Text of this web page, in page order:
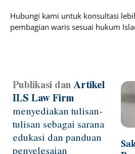
Hubungi kami untuk konsultasi
pembagian waris sesuai hukum
Publikasi danArtikel
ILS Law Firm
menyediakan tulisan-
tulisan sebagai sarana
edukasi dan panduan
penyelesaian